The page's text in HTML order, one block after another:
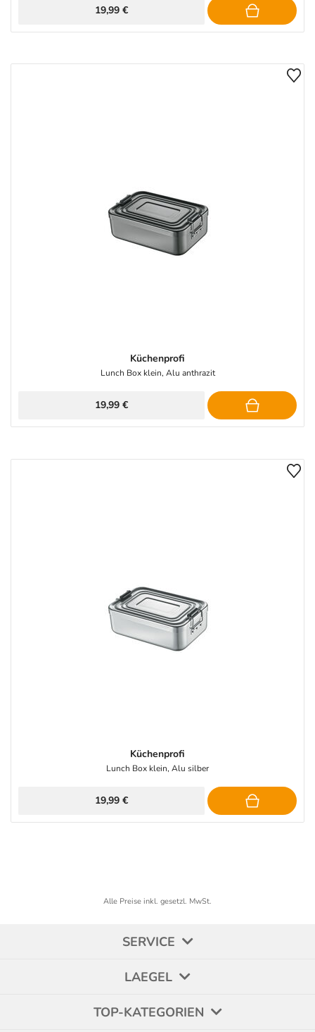
19,99 €
Küchenprofi
Lunch Box klein, Alu anthrazit
19,99 €
Küchenprofi
Lunch Box klein, Alu silber
19,99 €
Alle Preise inkl. gesetzl. MwSt.
SERVICE
LAEGEL
TOP-KATEGORIEN